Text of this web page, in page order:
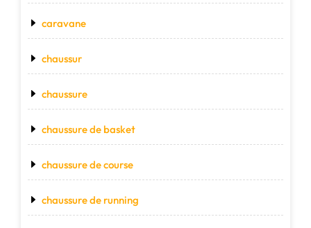
caravane
chaussur
chaussure
chaussure de basket
chaussure de course
chaussure de running